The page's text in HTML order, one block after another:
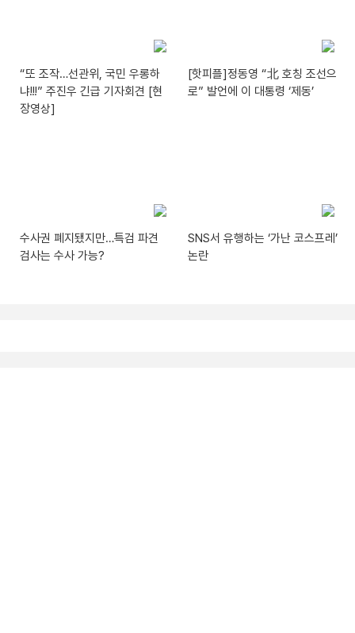
“또 조작…선관위, 국민 우롱하
냐!!!” 주진우 긴급 기자회견 [현
장영상]
[핫피플]정동영 “北 호칭 조선으
로” 발언에 이 대통령 ‘제동’
수사권 폐지됐지만…특검 파견
검사는 수사 가능?
SNS서 유행하는 ‘가난 코스프레’
논란